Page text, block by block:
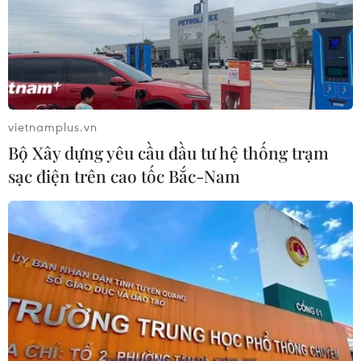
Hãng hàng không Air Premia của
Hàn Quốc nối lại đường bay
Incheon-TP Hồ Chí Minh
07/08/2026 04:28
CƠ QUAN CHỦ QUẢN: THÔNG TẤN XÃ VIỆT NAM
Tổng Biên tập: TRẦN TIẾN DUẨN
vietnamplus.vn
Bộ Xây dựng yêu cầu đầu tư hệ thống trạm
sạc điện trên cao tốc Bắc-Nam